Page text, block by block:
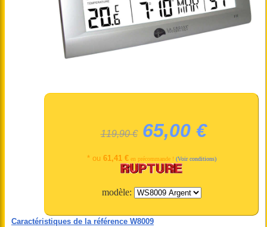
119,90 € 65,00 €
* ou 61,41 €en précommande ! (Voir conditions)
modèle:
Caractéristiques de la référence W8009